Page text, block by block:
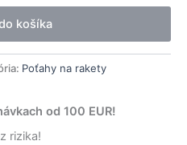
košíka
Poťahy na rakety
od 100 EUR!
rizika!